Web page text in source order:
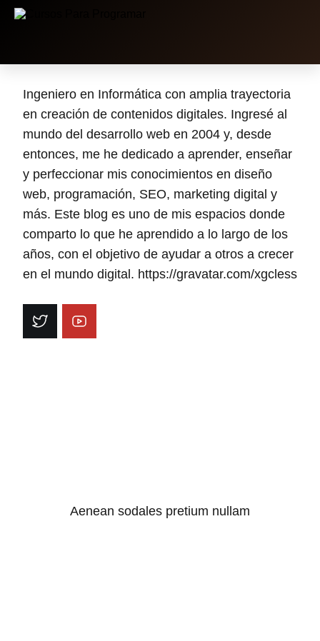
Ingeniero en Informática con amplia trayectoria
en creación de contenidos digitales. Ingresé al
mundo del desarrollo web en 2004 y, desde
entonces, me he dedicado a aprender, enseñar
y perfeccionar mis conocimientos en diseño
web, programación, SEO, marketing digital y
más. Este blog es uno de mis espacios donde
comparto lo que he aprendido a lo largo de los
años, con el objetivo de ayudar a otros a crecer
en el mundo digital. https://gravatar.com/xgcless
Aenean sodales pretium nullam